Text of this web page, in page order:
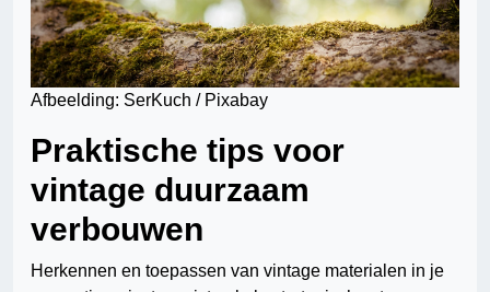
Afbeelding: SerKuch / Pixabay
Praktische tips voor
vintage duurzaam
verbouwen
Herkennen en toepassen van vintage materialen in je